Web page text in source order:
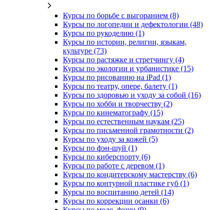
Курсы по борьбе с выгоранием (8)
Курсы по логопедии и дефектологии (48)
Курсы по рукоделию (1)
Курсы по истории, религии, языкам,
культуре (73)
Курсы по растяжке и стретчингу (4)
Курсы по экологии и урбанистике (15)
Курсы по рисованию на iPad (1)
Курсы по театру, опере, балету (1)
Курсы по здоровью и уходу за собой (16)
Курсы по хобби и творчеству (2)
Курсы по кинематографу (15)
Курсы по естественным наукам (25)
Курсы по письменной грамотности (2)
Курсы по уходу за кожей (5)
Курсы по фэн-шуй (1)
Курсы по киберспорту (6)
Курсы по работе с деревом (1)
Курсы по кондитерскому мастерству (6)
Курсы по контурной пластике губ (1)
Курсы по воспитанию детей (14)
Курсы по коррекции осанки (6)